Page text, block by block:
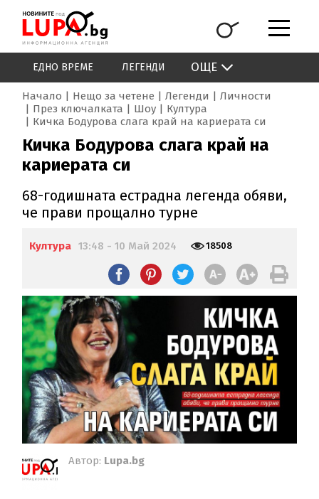
ЕДНО ВРЕМЕ ЛЕГЕНДИ ОЩЕ
Начало Нещо за четене Легенди
Личности
През ключалката
Шоу
Култура
Кичка Бодурова слага край на кариерата си
Кичка Бодурова слага край на
кариерата си
68-годишната естрадна легенда обяви,
че прави прощално турне
Култура 13:48 - 10 Май 2024 18508
Автор: Lupa.bg